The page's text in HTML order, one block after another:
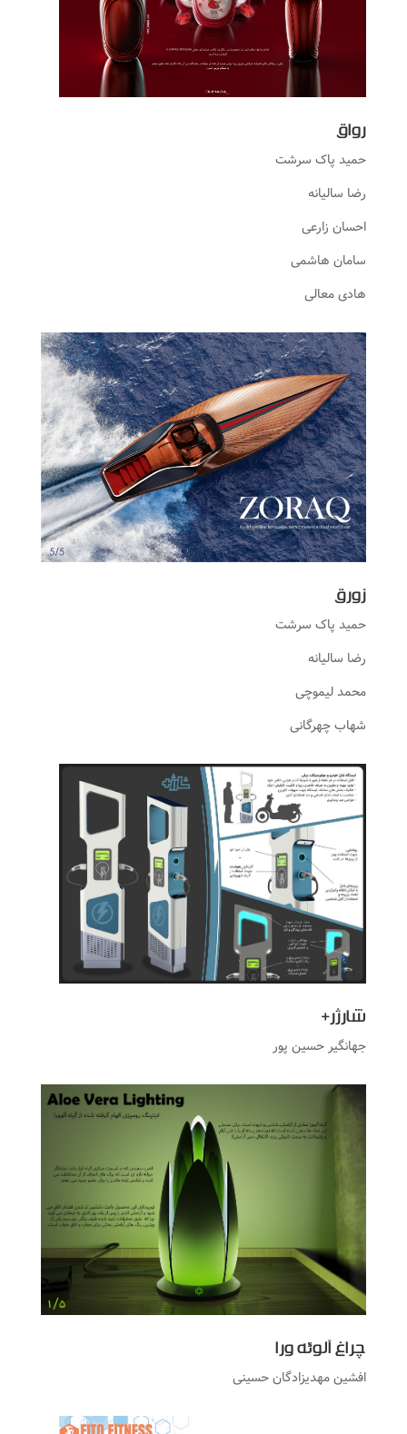
رواق
حمید پاک سرشت
رضا سالیانه
احسان زارعی
سامان هاشمی
هادی معالی
زورق
حمید پاک سرشت
رضا سالیانه
محمد لیموچی
شهاب چهرگانی
شارژر+
جهانگیر حسین پور
چراغ آلوئه ورا
افشین مهدیزادگان حسینی